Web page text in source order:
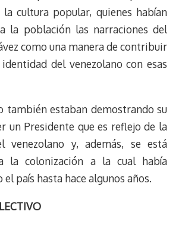
p
k
n
m
t
cultura popular, quienes habían
la población las narraciones del
como una manera de contribuir
del venezolano con esas
también estaban demostrando su
un Presidente que es reflejo de la
venezolano y, además, se está
la colonización a la cual había
país hasta hace algunos años.